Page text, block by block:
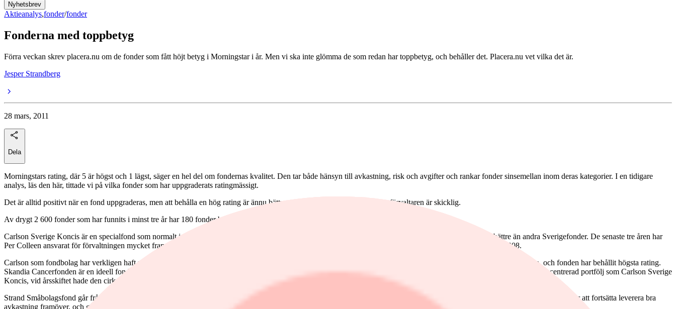
Nyhetsbrev
Aktieanalys,fonder/fonder
Fonderna med toppbetyg
Förra veckan skrev placera.nu om de fonder som fått höjt betyg i Morningstar i år. Men vi ska inte glömma de som redan har toppbetyg, och behåller det. Placera.nu vet vilka det är.
Jesper Strandberg
28 mars, 2011
Dela
Morningstars rating, där 5 är högst och 1 lägst, säger en hel del om fondernas kvalitet. Den tar både hänsyn till avkastning, risk och avgifter och rankar fonder sinsemellan inom deras kategorier. I en tidigare
analys, läs den här, tittade vi på vilka fonder som har uppgraderats ratingmässigt.
Det är alltid positivt när en fond uppgraderas, men att behålla en hög rating är ännu bättre och ett klart styrkebesked på att förvaltaren är skicklig.
Av drygt 2 600 fonder som har funnits i minst tre år har 180 fonder behållit högsta rating från årsskiftet. Av dem är sex svenska aktiefonder.
Carlson Sverige Koncis är en specialfond som normalt investerar i 15 till 20 bolag. Redan 2008 skrev placera.nu att vi bedömde att fonden skulle klara sig bättre än andra Sverigefonder. De senaste tre åren har
Per Colleen ansvarat för förvaltningen mycket framgångsrikt. Faktum är att Carlson Sverige Koncis har belönats med högsta betyg, sett över tre år, sedan juni 2008.
Carlson som fondbolag har verkligen haft medvind de senaste åren. På uppdrag av Skandia förvaltar Henrik Asplund Skandia Cancerfonden. Det har han gjort riktigt bra, och fonden har behållit högsta rating.
Skandia Cancerfonden är en ideell fond där spararna ger 2 procent av sina pengar till Cancerfonden - Riksföreningen mot cancer. Skandia Cancerfonden har inte en lika koncentrerad portfölj som Carlson Sverige
Koncis, vid årsskiftet hade den cirka 40 innehav.
Strand Småbolagsfond går från klarhet till klarhet. Johan Thorén har förvaltat fonden sedan den startade 2007. I november 2010 skrev placera.nu att vi tror att "Johan Thorén kommer att fortsätta leverera bra
avkastning framöver, och ger fonden en försiktig köprekommendation. Ännu är fonden rätt ung och för en full köprekommendation vill vi gärna se en längre period av höga betyg".